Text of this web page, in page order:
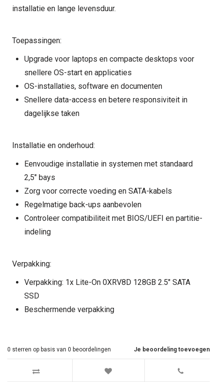
installatie en lange levensduur.
Toepassingen:
Upgrade voor laptops en compacte desktops voor
snellere OS-start en applicaties
OS-installaties, software en documenten
Snellere data-access en betere responsiviteit in
dagelijkse taken
Installatie en onderhoud:
Eenvoudige installatie in systemen met standaard
2,5" bays
Zorg voor correcte voeding en SATA-kabels
Regelmatige back-ups aanbevolen
Controleer compatibiliteit met BIOS/UEFI en partitie-
indeling
Verpakking:
Verpakking: 1x Lite-On 0XRV8D 128GB 2.5" SATA
SSD
Beschermende verpakking
Je beoordeling toevoegen
0 sterren op basis van 0 beoordelingen